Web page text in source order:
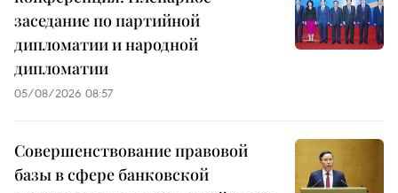
заседание по партийной
дипломатии и народной
дипломатии
05/08/2026 08:57
Совершенствование правовой
базы в сфере банковской